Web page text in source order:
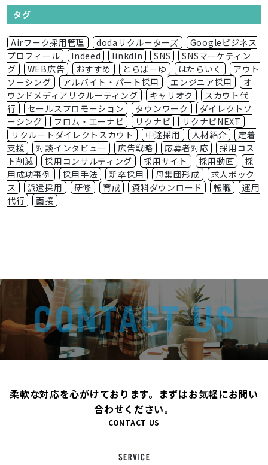
タグ
Airワーク採用管理 dodaリクルーターズ
Googleビジネス
プロフィール
Indeed linkdIn SNS
SNSマーケティン
グ
WEB広告 おすすめ とらばーゆ はたらいく
アウト
ソーシング
アルバイト・パート採用 エンジニア採用
オ
ウンドメディアリクルーティング
キャリオク
スカウト代
行
セールスプロモーション タウンワーク
ダイレクトソ
ーシング
フロム・エーナビ リクナビ
リクナビNEXT
リクルートダイレクトスカウト
中途採用 人材紹介
定着
支援
対談インタビュー 広告戦略 応募者対応
採用コス
ト削減
採用コンサルティング 採用サイト 採用動画
採
用成功事例
採用手法 新卒採用 母集団形成
求人ボック
ス
派遣採用 研修 育成 資料ダウンロード 転職
運用
代行
面接
柔軟な対応を心がけております。まずはお気軽にお問い
合わせください。
CONTACT US